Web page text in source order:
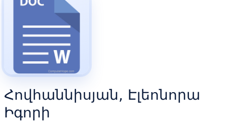
Հովհաննիսյան, Էլեոնորա
Իգորի